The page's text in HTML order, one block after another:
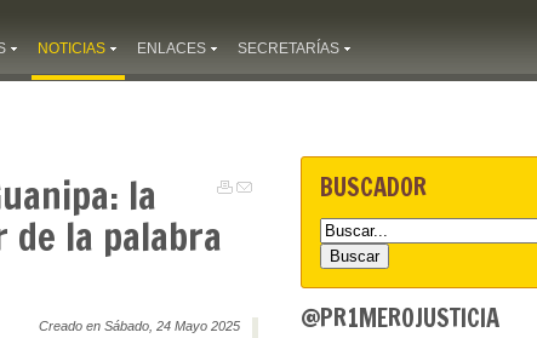
NOTICIAS ENLACES SECRETARÍAS
la
de la palabra
Creado en Sábado, 24 Mayo 2025
BUSCADOR
@PR1MEROJUSTICIA